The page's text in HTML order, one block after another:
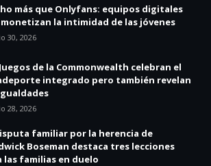
más que Onlyfans: equipos digitales
la intimidad de las jóvenes
30, 2026
de la Commonwealth celebran el
integrado pero también revelan
28, 2026
familiar por la herencia de
Boseman destaca tres lecciones
las familias en duelo